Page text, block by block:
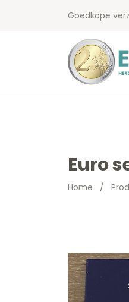
Goedkope
Euro
Home /